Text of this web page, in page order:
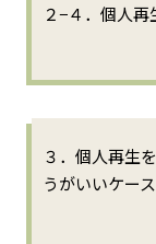
２−４．個人
３．個人再生
うがいいケース